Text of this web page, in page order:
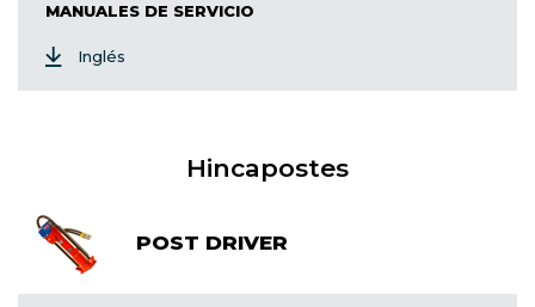
MANUALES DE SERVICIO
Inglés
Hincapostes
POST DRIVER